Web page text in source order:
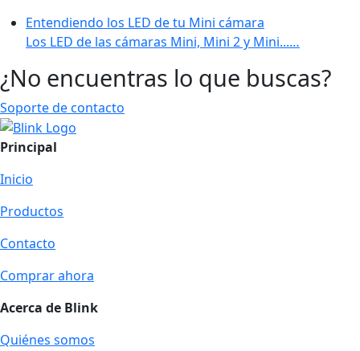
Entendiendo los LED de tu Mini cámara
Los LED de las cámaras Mini, Mini 2 y Mini...…
¿No encuentras lo que buscas?
Soporte de contacto
Principal
Inicio
Productos
Contacto
Comprar ahora
Acerca de Blink
Quiénes somos